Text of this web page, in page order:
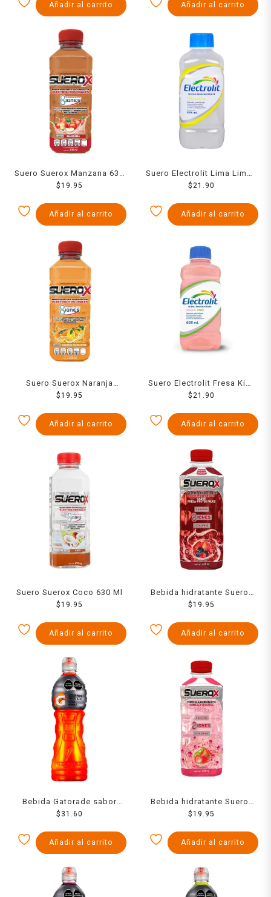
Añadir al carrito Añadir al carrito
Suero Suerox Manzana 630
Ml
$19.95
Añadir al carrito
Suero Electrolit Lima Limon
625 Ml
$21.90
Añadir al carrito
Suero Suerox Naranja
Mandarina 630 Ml
$19.95
Añadir al carrito
Suero Electrolit Fresa Kiwi
625 Ml
$ 21.90
Añadir al carrito
Suero Suerox Coco 630 Ml
$19.95
Añadir al carrito
Bebida hidratante Suerox
fresa-frutos rojos 0 azúcar
$19.95
Añadir al carrito
Bebida Gatorade sabor
naranja 1 l
$ 31.60
Añadir al carrito
Bebida hidratante Suerox
fresa-kiwi 0 azúcar 630 ml
$19.95
Añadir al carrito